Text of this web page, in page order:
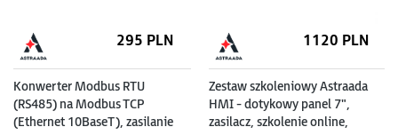
Konwerter Modbus RTU
(RS485) na Modbus TCP
(Ethernet 10BaseT), zasilanie
295 PLN
Zestaw szkoleniowy Astraada
HMI - dotykowy panel 7",
zasilacz, szkolenie online,
1120 PLN